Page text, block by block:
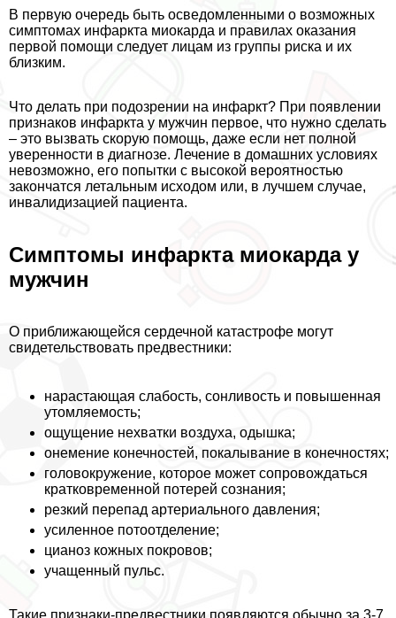
В первую очередь быть осведомленными о возможных
симптомах инфаркта миокарда и правилах оказания
первой помощи следует лицам из группы риска и их
близким.
Что делать при подозрении на инфаркт? При появлении
признаков инфаркта у мужчин первое, что нужно сделать
– это вызвать скорую помощь, даже если нет полной
уверенности в диагнозе. Лечение в домашних условиях
невозможно, его попытки с высокой вероятностью
закончатся летальным исходом или, в лучшем случае,
инвалидизацией пациента.
Симптомы инфаркта миокарда у
мужчин
О приближающейся сердечной катастрофе могут
свидетельствовать предвестники:
нарастающая слабость, сонливость и повышенная
утомляемость;
ощущение нехватки воздуха, одышка;
онемение конечностей, покалывание в конечностях;
головокружение, которое может сопровождаться
кратковременной потерей сознания;
резкий перепад артериального давления;
усиленное потоотделение;
цианоз кожных покровов;
учащенный пульс.
Такие признаки-предвестники появляются обычно за 3-7